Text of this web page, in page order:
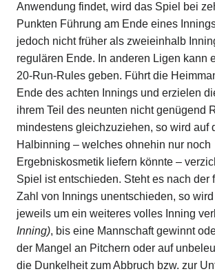
Anwendung findet, wird das Spiel bei
Punkten Führung am Ende eines
jedoch nicht früher als zweieinhalb
regulären Ende. In anderen Ligen kann
20-Run-Rules geben. Führt die
Ende des achten Innings und erzielen
ihrem Teil des neunten nicht genügend
mindestens gleichzuziehen, so wird auf
Halbinning – welches ohnehin nur noch
Ergebniskosmetik liefern könnte –
Spiel ist entschieden. Steht es nach der
Zahl von Innings unentschieden, so
jeweils um ein weiteres volles Inning
Inning), bis eine Mannschaft gewinnt
der Mangel an Pitchern oder auf
die Dunkelheit zum Abbruch bzw. zur